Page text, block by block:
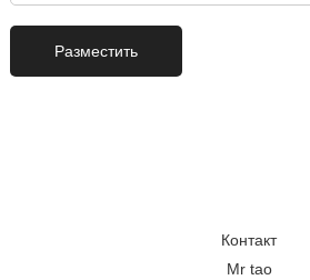
Контакт
Mr tao